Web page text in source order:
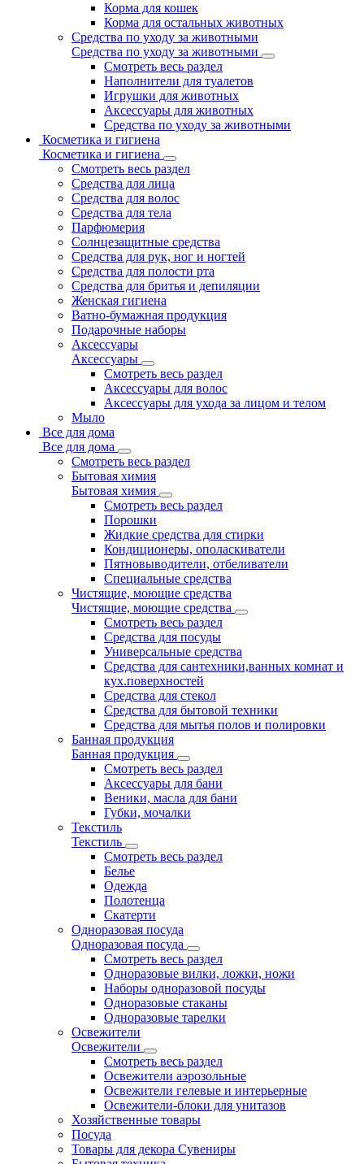
Корма для кошек
Корма для остальных животных
Средства по уходу за животными
Средства по уходу за животными
Смотреть весь раздел
Наполнители для туалетов
Игрушки для животных
Аксессуары для животных
Средства по уходу за животными
Косметика и гигиена
Косметика и гигиена
Смотреть весь раздел
Средства для лица
Средства для волос
Средства для тела
Парфюмерия
Солнцезащитные средства
Средства для рук, ног и ногтей
Средства для полости рта
Средства для бритья и депиляции
Женская гигиена
Ватно-бумажная продукция
Подарочные наборы
Аксессуары
Аксессуары
Смотреть весь раздел
Аксессуары для волос
Аксессуары для ухода за лицом и телом
Мыло
Все для дома
Все для дома
Смотреть весь раздел
Бытовая химия
Бытовая химия
Смотреть весь раздел
Порошки
Жидкие средства для стирки
Кондиционеры, ополаскиватели
Пятновыводители, отбеливатели
Специальные средства
Чистящие, моющие средства
Чистящие, моющие средства
Смотреть весь раздел
Средства для посуды
Универсальные средства
Средства для сантехники,ванных комнат и
кух.поверхностей
Средства для стекол
Средства для бытовой техники
Средства для мытья полов и полировки
Банная продукция
Банная продукция
Смотреть весь раздел
Аксессуары для бани
Веники, масла для бани
Губки, мочалки
Текстиль
Текстиль
Смотреть весь раздел
Белье
Одежда
Полотенца
Скатерти
Одноразовая посуда
Одноразовая посуда
Смотреть весь раздел
Одноразовые вилки, ложки, ножи
Наборы одноразовой посуды
Одноразовые стаканы
Одноразовые тарелки
Освежители
Освежители
Смотреть весь раздел
Освежители аэрозольные
Освежители гелевые и интерьерные
Освежители-блоки для унитазов
Хозяйственные товары
Посуда
Товары для декора Сувениры